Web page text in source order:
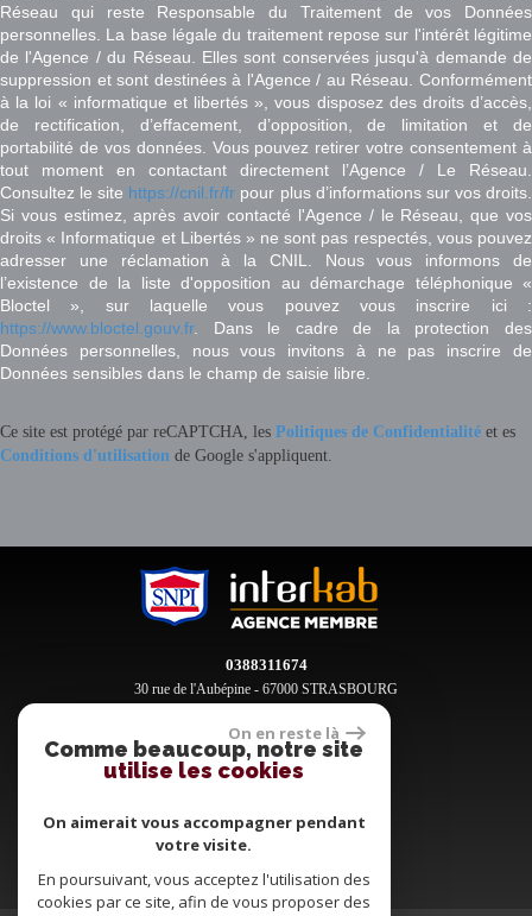
Réseau qui reste Responsable du Traitement de vos Données
personnelles. La base légale du traitement repose sur l'intérêt légitime
de l'Agence / du Réseau. Elles sont conservées jusqu'à demande de
suppression et sont destinées à l'Agence / au Réseau. Conformément
à la loi « informatique et libertés », vous disposez des droits d’accès,
de rectification, d’effacement, d’opposition, de limitation et de
portabilité de vos données. Vous pouvez retirer votre consentement à
tout moment en contactant directement l’Agence / Le Réseau.
Consultez le site https://cnil.fr/fr pour plus d’informations sur vos droits.
Si vous estimez, après avoir contacté l'Agence / le Réseau, que vos
droits « Informatique et Libertés » ne sont pas respectés, vous pouvez
adresser une réclamation à la CNIL. Nous vous informons de
l’existence de la liste d'opposition au démarchage téléphonique «
Bloctel », sur laquelle vous pouvez vous inscrire ici :
https://www.bloctel.gouv.fr. Dans le cadre de la protection des
Données personnelles, nous vous invitons à ne pas inscrire de
Données sensibles dans le champ de saisie libre.
Ce site est protégé par reCAPTCHA, les Politiques de Confidentialité et es
Conditions d'utilisation de Google s'appliquent.
0388311674
30 rue de l'Aubépine - 67000 STRASBOURG
Espace propriétaires
On en reste là
Comme beaucoup, notre site
utilise les cookies
On aimerait vous accompagner pendant
votre visite.
En poursuivant, vous acceptez l'utilisation des
cookies par ce site, afin de vous proposer des